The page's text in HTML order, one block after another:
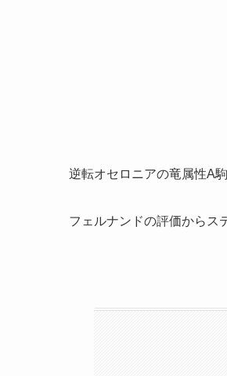
逆転オセロニアの竜属性A
フェルナンドの評価からス